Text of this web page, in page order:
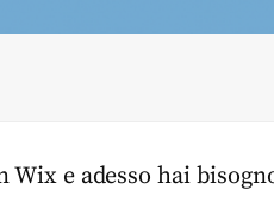
Wix e adesso hai